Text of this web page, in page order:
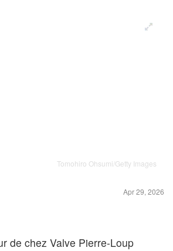
Tomohiro Ohsumi/Getty Images
Apr 29, 2026
de chez Valve Pierre-Loup